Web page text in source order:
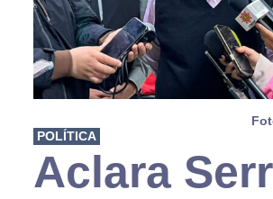
POLÍTICA
Aclara